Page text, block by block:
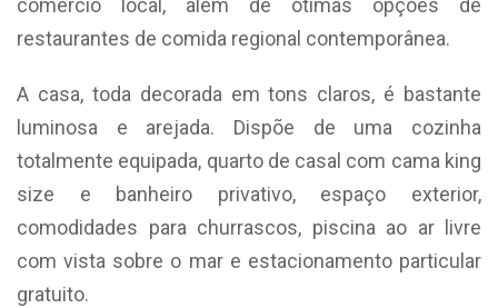
comércio local, além de ótimas opções de
restaurantes de comida regional contemporânea.
A casa, toda decorada em tons claros, é bastante
luminosa e arejada. Dispõe de uma cozinha
totalmente equipada, quarto de casal com cama king
size e banheiro privativo, espaço exterior,
comodidades para churrascos, piscina ao ar livre
com vista sobre o mar e estacionamento particular
gratuito.